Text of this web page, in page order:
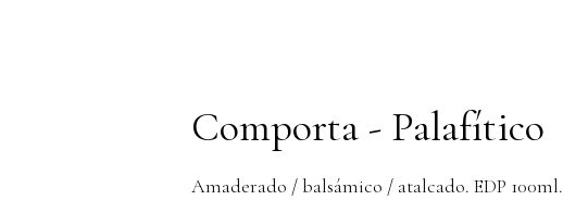
Comporta - Palafítico
Amaderado / balsámico / atalcado. EDP 100ml.